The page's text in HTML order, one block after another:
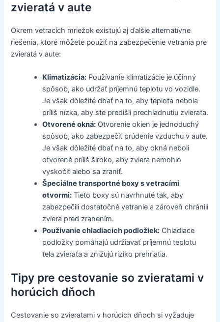
zvieratá v aute
Okrem vetracích mriežok existujú aj ďalšie alternatívne
riešenia, ktoré môžete použiť na zabezpečenie vetrania pre
zvieratá v aute:
Klimatizácia: Používanie klimatizácie je účinný
spôsob, ako udržať príjemnú teplotu vo vozidle.
Je však dôležité dbať na to, aby teplota nebola
príliš nízka, aby ste predišli prechladnutiu zvieraťa.
Otvorené okná: Otvorenie okien je jednoduchý
spôsob, ako zabezpečiť prúdenie vzduchu v aute.
Je však dôležité dbať na to, aby okná neboli
otvorené príliš široko, aby zviera nemohlo
vyskočiť alebo sa zraniť.
Špeciálne transportné boxy s vetracími
otvormi: Tieto boxy sú navrhnuté tak, aby
zabezpečili dostatočné vetranie a zároveň chránili
zviera pred zranením.
Používanie chladiacich podložiek: Chladiace
podložky pomáhajú udržiavať príjemnú teplotu
tela zvieraťa a znižujú riziko prehriatia.
Tipy pre cestovanie so zvieratami v
horúcich dňoch
Cestovanie so zvieratami v horúcich dňoch si vyžaduje